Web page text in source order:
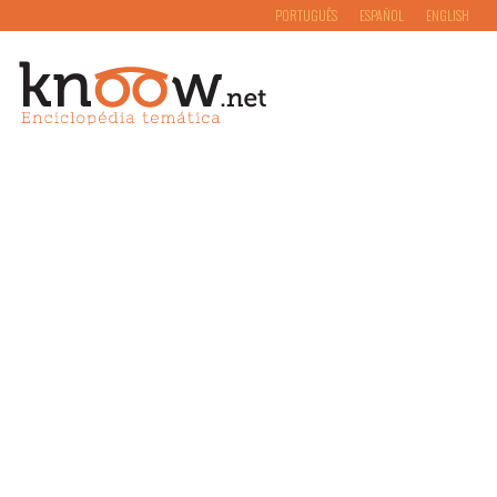
PORTUGUÊS ESPAÑOL ENGLISH